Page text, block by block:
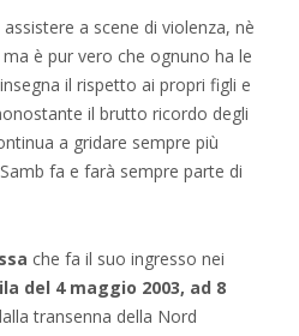
a scene di violenza, nè
è pur vero che ognuno ha le
il rispetto ai propri figli e
il brutto ricordo degli
a gridare sempre più
fa e farà sempre parte di
che fa il suo ingresso nei
del 4 maggio 2003, ad 8
transenna della Nord